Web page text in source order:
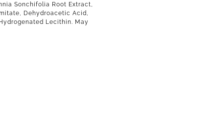
Sonchifolia Root Extract,
Dehydroacetic Acid,
Lecithin. May